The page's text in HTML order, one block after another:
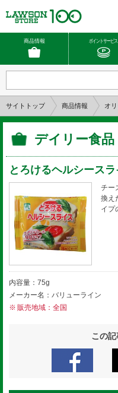
商品情報 ポイントサービス
サイトトップ 商品情報 オ
デイリー食品
とろけるヘルシース
チー
換え
イプ
内容量：75g
メーカー名：バリューライン
販売地域：全国
この